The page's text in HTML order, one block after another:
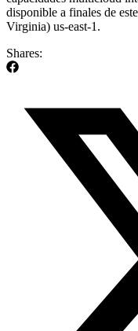
disponible a finales de
Virginia) us-east-1.
Shares: